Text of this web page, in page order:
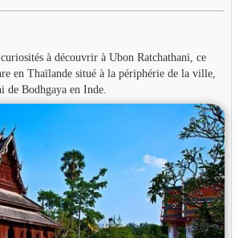
à découvrir à Ubon Ratchathani, ce
en Thaïlande situé à la périphérie de la ville,
de Bodhgaya en Inde.